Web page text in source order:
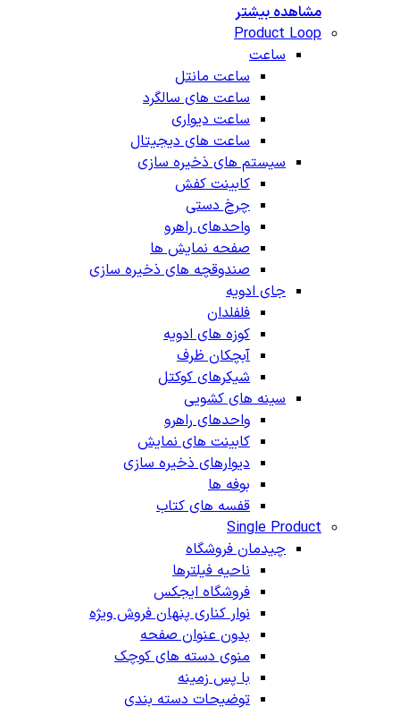
مشاهده بیشتر
Product Loop
ساعت
ساعت مانتل
ساعت های سالگرد
ساعت دیواری
ساعت های دیجیتال
سیستم های ذخیره سازی
کابینت کفش
چرخ دستی
واحدهای راهرو
صفحه نمایش ها
صندوقچه های ذخیره سازی
جای ادویه
فلفلدان
کوزه های ادویه
آبچکان ظرف
شیکرهای کوکتل
سینه های کشویی
واحدهای راهرو
کابینت های نمایش
دیوارهای ذخیره سازی
بوفه ها
قفسه های کتاب
Single Product
چیدمان فروشگاه
ناحیه فیلترها
فروشگاه ایجکس
نوار کناری پنهانفروش ویژه
بدون عنوان صفحه
منوی دسته های کوچک
با پس زمینه
توضیحات دسته بندی